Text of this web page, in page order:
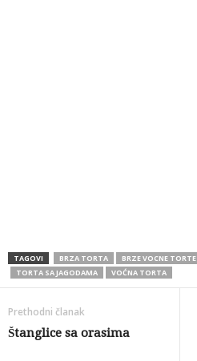
TAGOVI BRZA TORTA BRZE VOCNE TORTE
TORTA SA JAGODAMA
VOĆNA TORTA
Prethodni članak
Štanglice sa orasima